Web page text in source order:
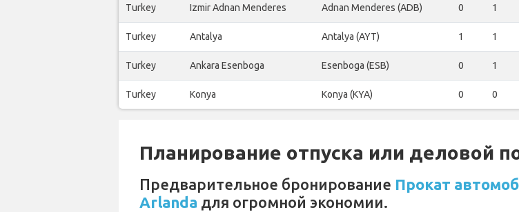
Turkey Izmir Adnan Menderes Adnan Menderes (ADB) 0 1
Turkey Antalya Antalya (AYT) 1 1
Turkey Ankara Esenboga Esenboga (ESB) 0 1
Turkey Konya Konya (KYA) 0 0
Планирование отпуска или деловой
Предварительное бронирование Прокат
Arlanda для огромной экономии.